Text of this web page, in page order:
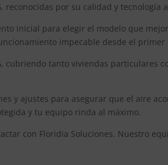
por su calidad y tecnología
inicial para elegir el modelo que
impecable desde el primer
tanto viviendas particulares
y ajustes para asegurar que el aire
y tu equipo rinda al máximo.
con Floridia Soluciones. Nuestro